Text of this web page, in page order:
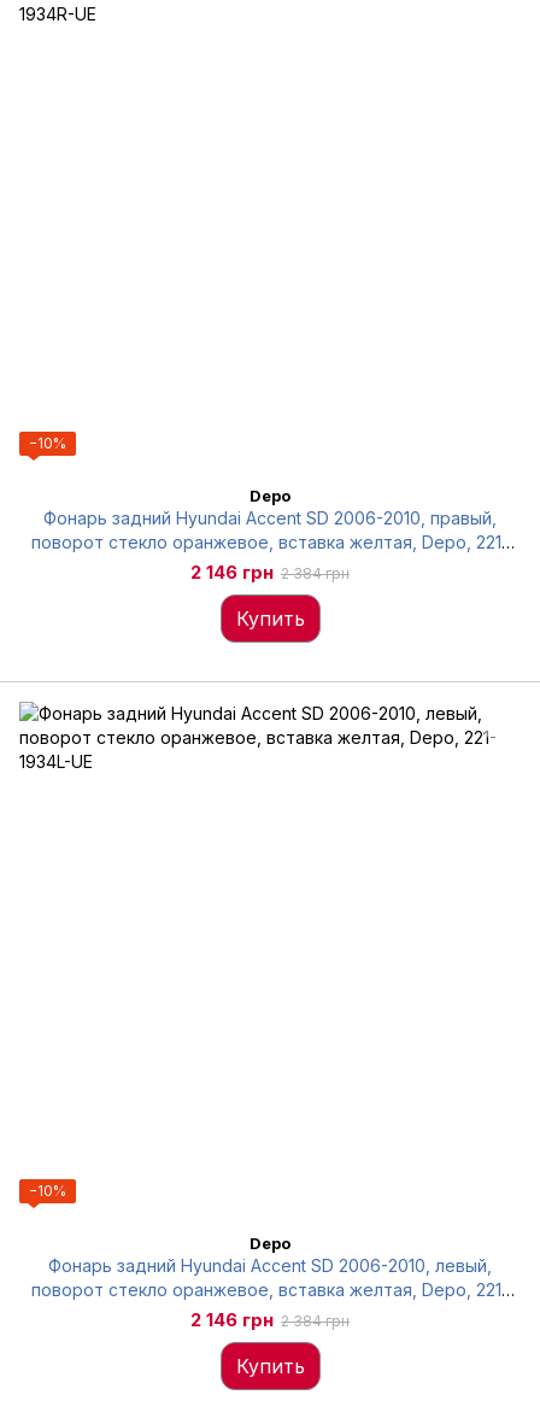
−10%
Depo
Фонарь задний Hyundai Accent SD 2006-2010, правый,
поворот стекло оранжевое, вставка желтая, Depo, 221-
1934R-UE
2 146 грн 2 384 грн
Купить
−10%
Depo
Фонарь задний Hyundai Accent SD 2006-2010, левый,
поворот стекло оранжевое, вставка желтая, Depo, 221-
1934L-UE
2 146 грн 2 384 грн
Купить